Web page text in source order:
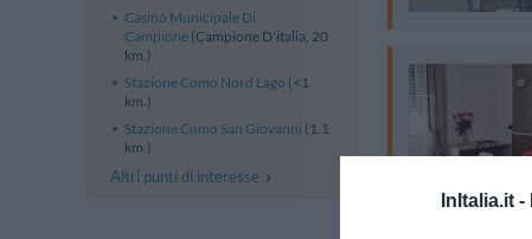
InItalia.it -
Casinò Municipale Di
Campione (Campione D'italia, 20
km.)
Stazione Como Nord Lago (<1
km.)
Stazione Como San Giovanni (1.1
km.)
Altri punti di interesse